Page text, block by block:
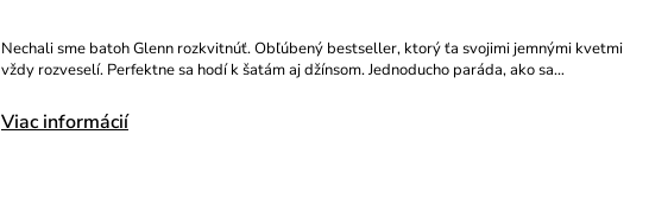
Nechali sme batoh Glenn rozkvitnúť. Obľúbený bestseller, ktorý ťa svojimi jemnými kvetmi
vždy rozveselí. Perfektne sa hodí k šatám aj džínsom. Jednoducho paráda, ako sa…
Viac informácií